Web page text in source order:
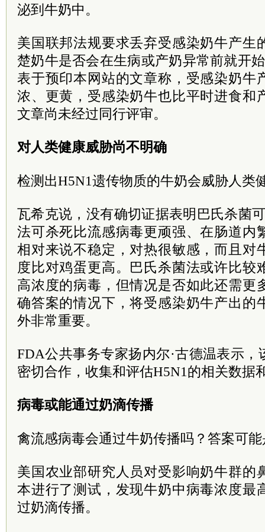
泌到牛奶中。
美国联邦法规要求丢弃受感染奶牛产生
楚奶牛是否会在生病或产奶异常前就开
表于预印本网站的文章称，受感染奶牛
浓、更黄，受感染奶牛也比平时进食和
文章尚未经过同行评审。
对人类健康威胁尚不明确
检测出H5N1遗传物质的牛奶会威胁人类
瓦希克说，没有确切证据表明巴氏杀菌
法可杀死比流感病毒更顽强、在肠道内
相对来说不稳定，对热很敏感，而且对
度比对鸡蛋更高。巴氏杀菌法或许比较
高浓度的病毒，但情况是否如此还需更
确答案的情况下，将受感染奶牛产出的
外非常重要。
FDA公共事务专家扬内尔·古德温表示
密切合作，收集和评估H5N1的相关数据
病毒或能通过奶滴传播
禽流感病毒会通过牛奶传播吗？答案可
美国农业部研究人员对受影响奶牛群的
本进行了测试，发现牛奶中病毒浓度最
过奶滴传播。